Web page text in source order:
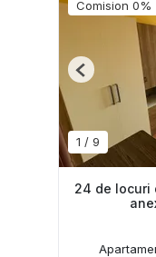
Comision 0%
1 / 9
Previous
24 de locuri